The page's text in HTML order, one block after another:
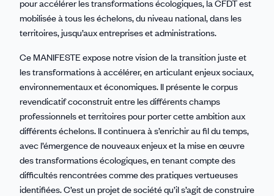
pour accélérer les transformations écologiques, la CFDT est
mobilisée à tous les échelons, du niveau national, dans les
territoires, jusqu’aux entreprises et administrations.
Ce MANIFESTE expose notre vision de la transition juste et
les transformations à accélérer, en articulant enjeux sociaux,
environnementaux et économiques. Il présente le corpus
revendicatif coconstruit entre les différents champs
professionnels et territoires pour porter cette ambition aux
différents échelons. Il continuera à s’enrichir au fil du temps,
avec l’émergence de nouveaux enjeux et la mise en œuvre
des transformations écologiques, en tenant compte des
difficultés rencontrées comme des pratiques vertueuses
identifiées. C’est un projet de société qu’il s’agit de construire